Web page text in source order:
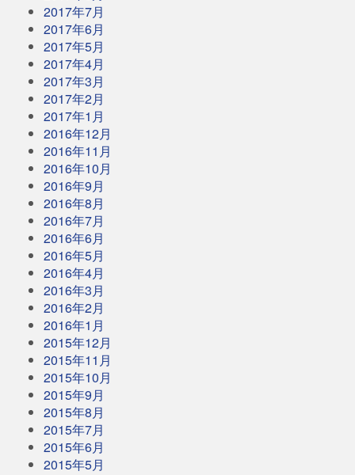
2017年7月
2017年6月
2017年5月
2017年4月
2017年3月
2017年2月
2017年1月
2016年12月
2016年11月
2016年10月
2016年9月
2016年8月
2016年7月
2016年6月
2016年5月
2016年4月
2016年3月
2016年2月
2016年1月
2015年12月
2015年11月
2015年10月
2015年9月
2015年8月
2015年7月
2015年6月
2015年5月